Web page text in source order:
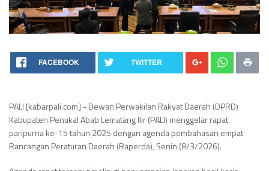
FACEBOOK TWITTER
PALI [kabarpali.com] - Dewan Perwakilan Rakyat Daerah (DPRD)
Kabupaten Penukal Abab Lematang Ilir (PALI) menggelar rapat
paripurna ke-15 tahun 2025 dengan agenda pembahasan empat
Rancangan Peraturan Daerah (Raperda), Senin (8/3/2026).